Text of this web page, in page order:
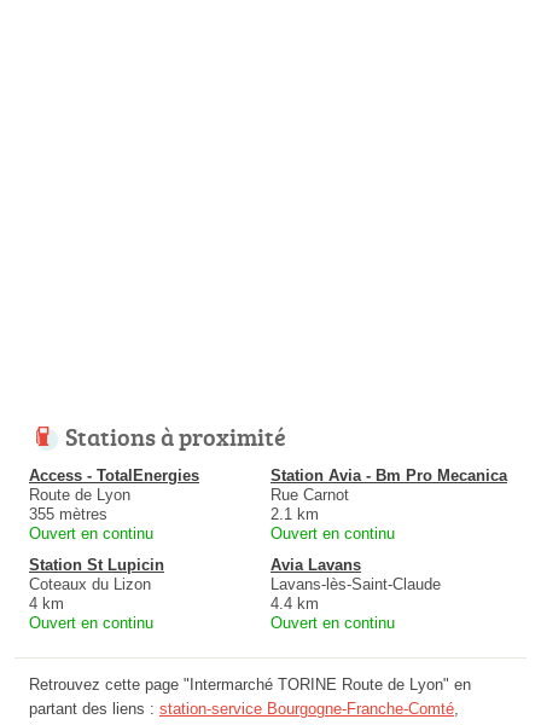
Stations à proximité
Access - TotalEnergies
Route de Lyon
355 mètres
Ouvert en continu
Station Avia - Bm Pro Mecanica
Rue Carnot
2.1 km
Ouvert en continu
Station St Lupicin
Coteaux du Lizon
4 km
Ouvert en continu
Avia Lavans
Lavans-lès-Saint-Claude
4.4 km
Ouvert en continu
Retrouvez cette page "Intermarché TORINE Route de Lyon" en
partant des liens : station-service Bourgogne-Franche-Comté,